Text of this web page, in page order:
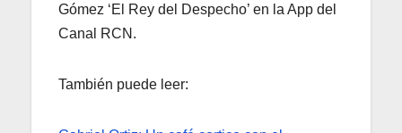
Gómez ‘El Rey del Despecho’ en la App del
Canal RCN.
También puede leer: